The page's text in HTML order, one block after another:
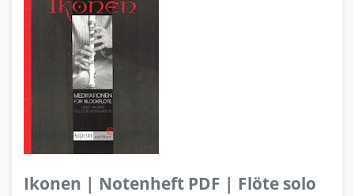
Ikonen | Notenheft PDF | Flöte solo